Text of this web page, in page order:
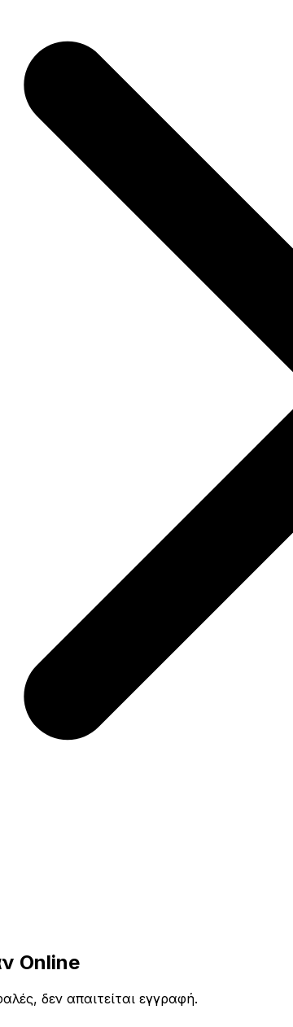
Online
δεν απαιτείται εγγραφή.